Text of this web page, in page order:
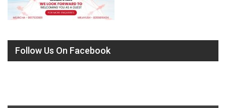
Follow Us On Facebook